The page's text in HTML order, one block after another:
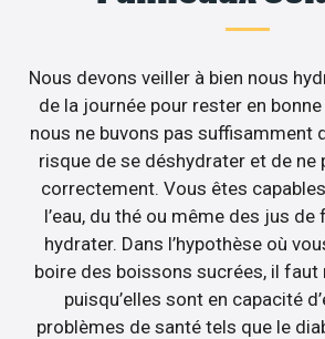
Nous devons veiller à bien nous
de la journée pour rester en
nous ne buvons pas suffisamment
risque de se déshydrater et de
correctement. Vous êtes
l’eau, du thé ou même des jus
hydrater. Dans l’hypothèse où
boire des boissons sucrées, il faut
puisqu’elles sont en capacité
problèmes de santé tels que le